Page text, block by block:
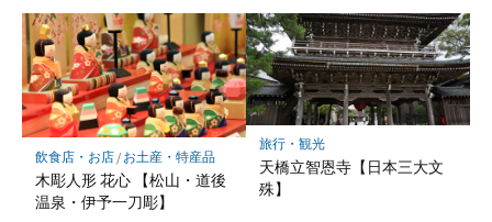
飲食店・お店/ お土産・特産品
木彫人形 花心 【松山・道後
温泉・伊予一刀彫】
旅行・観光
天橋立智恩寺【日本三大文
殊】